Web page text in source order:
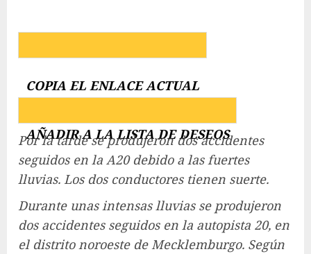
COPIA EL ENLACE ACTUAL
AÑADIR A LA LISTA DE DESEOS
Por la tarde se produjeron dos accidentes
seguidos en la A20 debido a las fuertes
lluvias. Los dos conductores tienen suerte.
Durante unas intensas lluvias se produjeron
dos accidentes seguidos en la autopista 20, en
el distrito noroeste de Mecklemburgo. Según